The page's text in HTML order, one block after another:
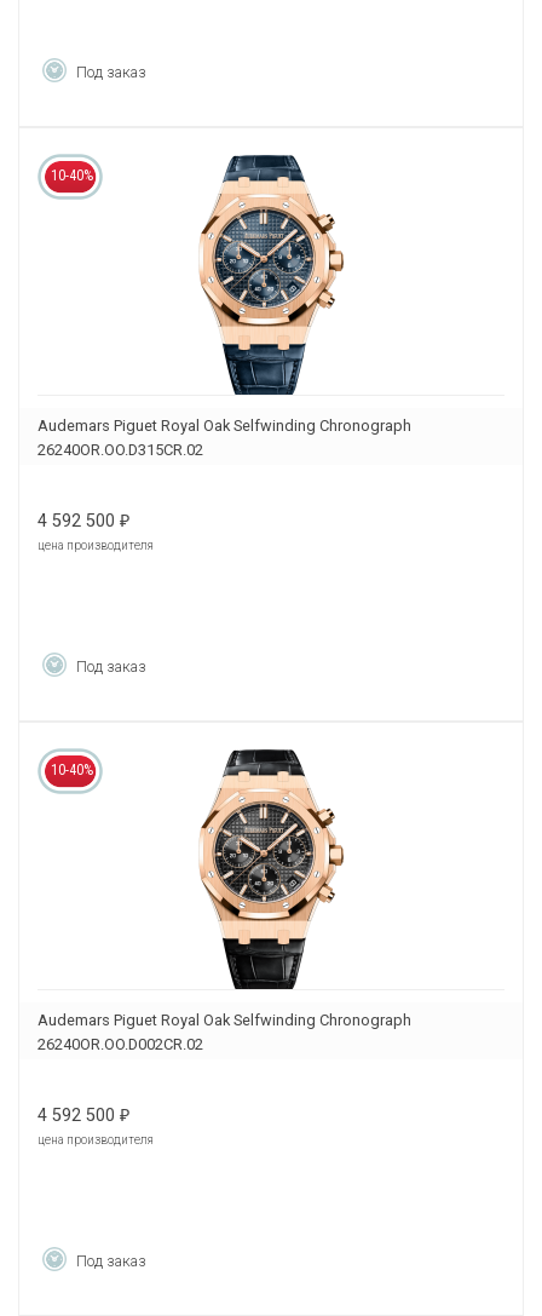
Под заказ
10-40%
Audemars Piguet Royal Oak Selfwinding Chronograph
26240OR.OO.D315CR.02
4 592 500 ₽
цена производителя
Под заказ
10-40%
Audemars Piguet Royal Oak Selfwinding Chronograph
26240OR.OO.D002CR.02
4 592 500 ₽
цена производителя
Под заказ